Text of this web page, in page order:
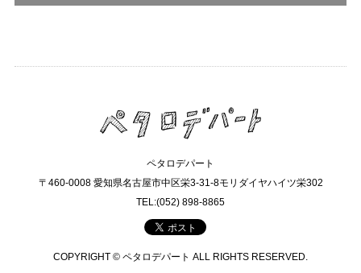
ペタロデパート
〒460-0008 愛知県名古屋市中区栄3-31-8モリダイヤハイツ栄302
TEL:(052) 898-8865
COPYRIGHT © ペタロデパート ALL RIGHTS RESERVED.